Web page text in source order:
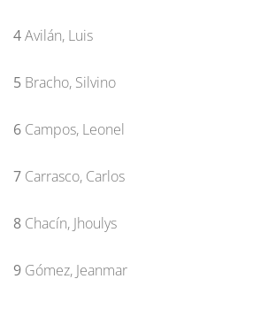
4Avilán, Luis
5 Bracho, Silvino
6 Campos, Leonel
7 Carrasco, Carlos
8 Chacín, Jhoulys
9 Gómez, Jeanmar